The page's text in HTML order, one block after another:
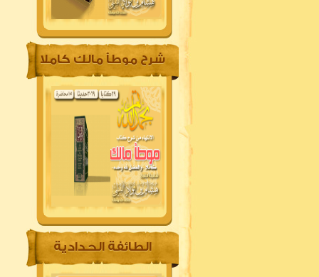
شرح موطأ مالك كاملا
الطائفة الحدادية